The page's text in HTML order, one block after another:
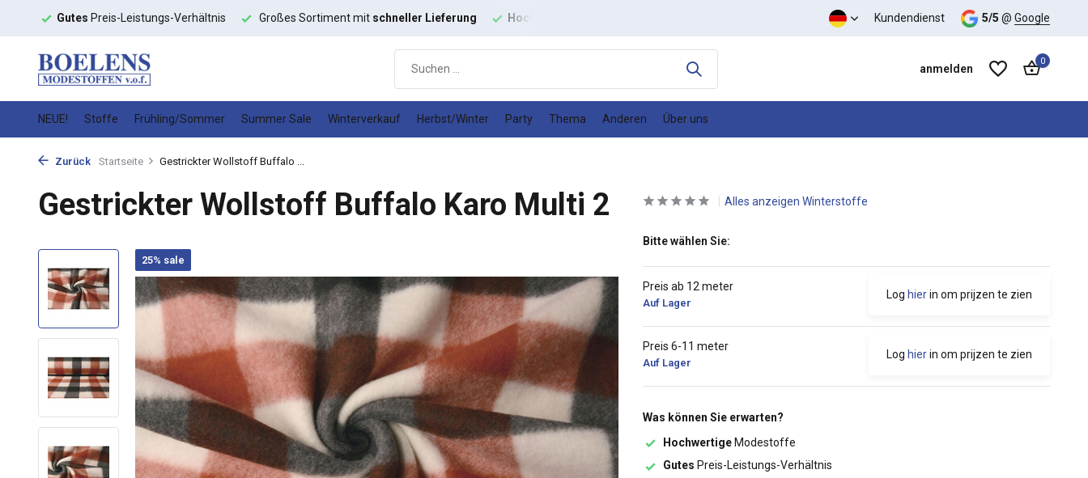
Gutes Preis-Leistungs-Verhältnis Großes Sortiment mit schneller Lieferung Hochwertige Preis-Leistungs-Verhältnis Kundendienst 5/5 @ Google
anmelden
0
NEUE! Stoffe Frühling/Sommer Summer Sale Winterverkauf Herbst/Winter Party Thema Anderen Über uns
Zurück Startseite Gestrickter Wollstoff Buffalo ...
Gestrickter Wollstoff Buffalo Karo Multi 2
25% sale
Alles anzeigen Winterstoffe
Bitte wählen Sie:
Preis ab 12 meter
Auf Lager
Log hierin om prijzen te zien
Preis 6-11 meter
Auf Lager
Log hierin om prijzen te zien
Was können Sie erwarten?
HochwertigeModestoffe
Gutes Preis-Leistungs-Verhältnis